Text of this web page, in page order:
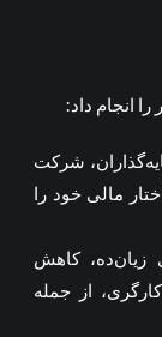
انجام داد:
شرکت
مالی خود را
زیان‌ده، کاهش
از جمله